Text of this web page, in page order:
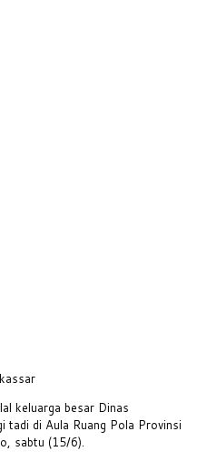
keluarga besar Dinas
tadi di Aula Ruang Pola Provinsi
sabtu (15/6).